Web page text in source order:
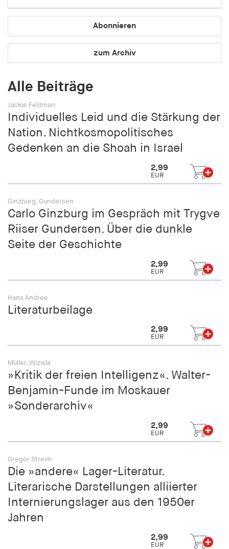
Abonnieren
zum Archiv
Alle Beiträge
Jackie Feldman
Individuelles Leid und die Stärkung der
Nation. Nichtkosmopolitisches
Gedenken an die Shoah in Israel
2,99
EUR
Ginzburg, Gundersen
Carlo Ginzburg im Gespräch mit Trygve
Riiser Gundersen. Über die dunkle
Seite der Geschichte
2,99
EUR
Hans Andree
Literaturbeilage
2,99
EUR
Müller, Wizisla
»Kritik der freien Intelligenz«. Walter-
Benjamin-Funde im Moskauer
»Sonderarchiv«
2,99
EUR
Gregor Streim
Die »andere« Lager-Literatur.
Literarische Darstellungen alliierter
Internierungslager aus den 1950er
Jahren
2,99
EUR
Speichert den Zustimmungsstatus des Benutzers
für Cookies auf der aktuellen Domäne.
fe_typo_user
Name:
fe_typo_user
Anbieter:
hamburger-edition.de
fonts_loaded
Name:
fonts_loaded
7 Tage